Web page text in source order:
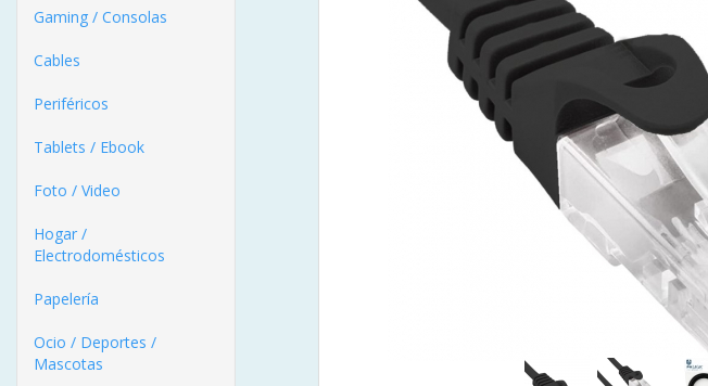
Gaming / Consolas
Cables
Periféricos
Tablets / Ebook
Foto / Video
Hogar /
Electrodomésticos
Papelería
Ocio / Deportes /
Mascotas